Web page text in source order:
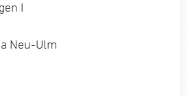
I
Neu-Ulm